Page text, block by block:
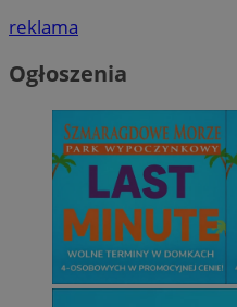
reklama
Ogłoszenia